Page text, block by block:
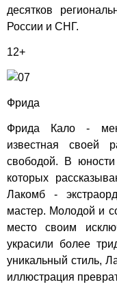
десятков
России и СНГ.
12+
Фрида
Фрида Кало -
известная своей
свободой. В
которых
Лакомб -
мастер. Молодой и
место своим
украсили более
уникальный стиль,
иллюстрация